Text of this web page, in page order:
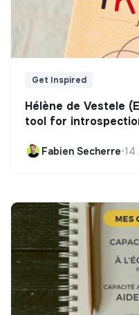
Get Inspired
Hélène de Vestele
tool for
Fabien Secherre•14